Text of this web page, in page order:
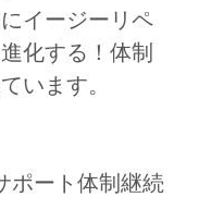
イージーリペ
化する！体制
います。
ポート体制継続